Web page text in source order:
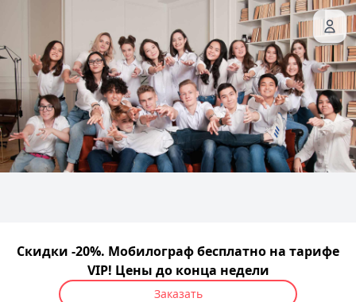
Скидки -20%. Мобилограф бесплатно на тарифе
VIP! Цены до конца недели
Заказать